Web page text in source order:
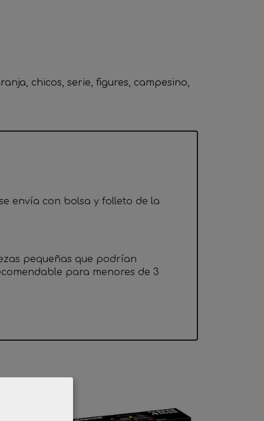
chicos serie figures
campesino
envía con bolsa y folleto de la
pequeñas que podrían
para menores de 3